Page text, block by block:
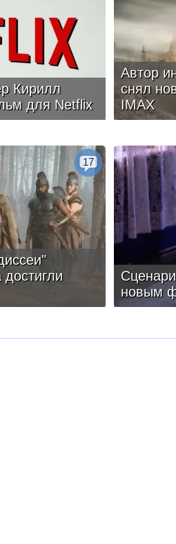
Кирилл
для Netflix
Автор
снял
IMAX
17
новым